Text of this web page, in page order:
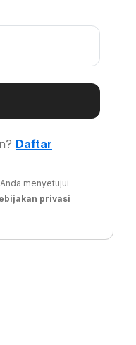
Daftar
menyetujui
privasi